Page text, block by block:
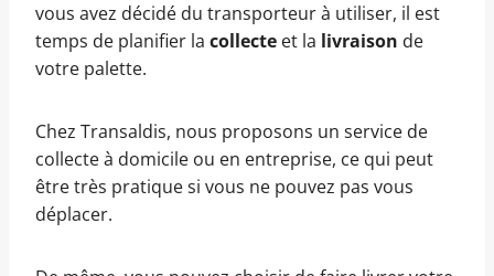
vous avez décidé du transporteur à utiliser, il est
temps de planifier la collecte et la livraison de
votre palette.
Chez Transaldis, nous proposons un service de
collecte à domicile ou en entreprise, ce qui peut
être très pratique si vous ne pouvez pas vous
déplacer.